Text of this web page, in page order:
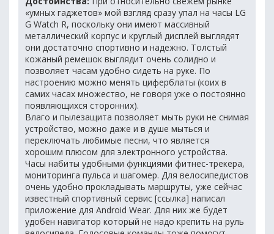
«умных гаджетов» мой взгляд сразу упал на часы LG
G Watch R, поскольку они имеют массивный
металлический корпус и круглый дисплей выглядят
они достаточно спортивно и надежно. Толстый
кожаный ремешок выглядит очень солидно и
позволяет часам удобно сидеть на руке. По
настроению можно менять циферблаты (коих в
самих часах множество, не говоря уже о постоянно
появляющихся сторонних).
Влаго и пылезащита позволяет мыть руки не снимая
устройство, можно даже и в душе мыться и
переключать любимые песни, что является
хорошим плюсом для электронного устройства.
Часы набиты удобными функциями фитнес-трекера,
мониторинга пульса и шагомер. Для велосипедистов
очень удобно прокладывать маршруты, уже сейчас
известный спортивный сервис [ссылка] написал
приложение для Android Wear. Для них же будет
удобен навигатор который не надо крепить на руль